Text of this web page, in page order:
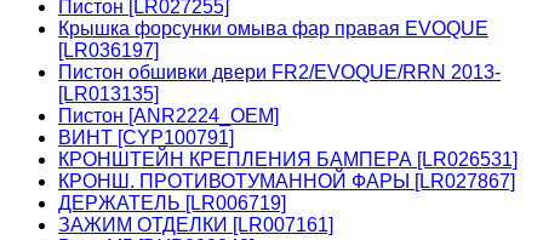
Пистон [LR027255]
Крышка форсунки омыва фар правая EVOQUE
[LR036197]
Пистон обшивки двери FR2/EVOQUE/RRN 2013-
[LR013135]
Пистон [ANR2224_OEM]
ВИНТ [CYP100791]
КРОНШТЕЙН КРЕПЛЕНИЯ БАМПЕРА [LR026531]
КРОНШ. ПРОТИВОТУМАННОЙ ФАРЫ [LR027867]
ДЕРЖАТЕЛЬ [LR006719]
ЗАЖИМ ОТДЕЛКИ [LR007161]